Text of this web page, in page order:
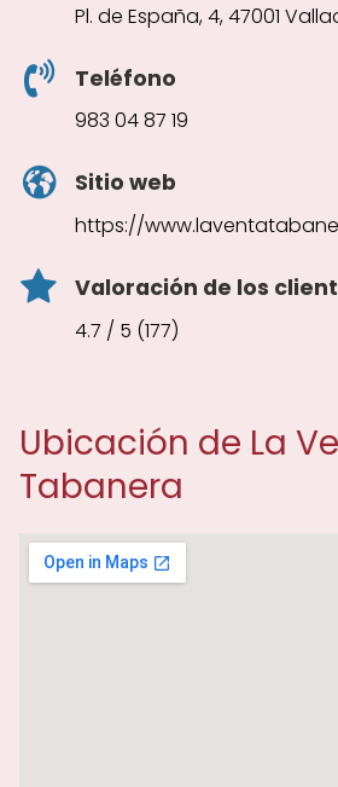
Pl. de España, 4, 47001
Teléfono
983 04 87 19
Sitio web
https://
Valoración de los
4.7 / 5 (177)
Ubicación de La
Tabanera